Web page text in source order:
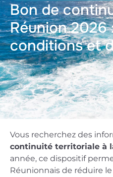
Bon de
Réunion 2026
conditions et
Vous recherchez des
continuité territoriale à
année, ce dispositif
Réunionnais de réduire